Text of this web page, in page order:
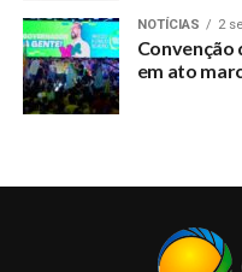
NOTÍCIAS 2
Convenção
em ato